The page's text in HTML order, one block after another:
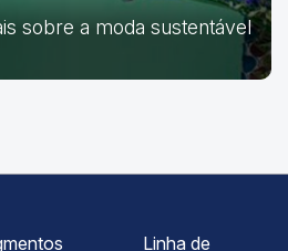
sobre a moda sustentável
Linha de